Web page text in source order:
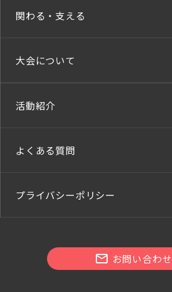
関わる・支える
大会について
活動紹介
よくある質問
プライバシーポリシー
お問い合わせ